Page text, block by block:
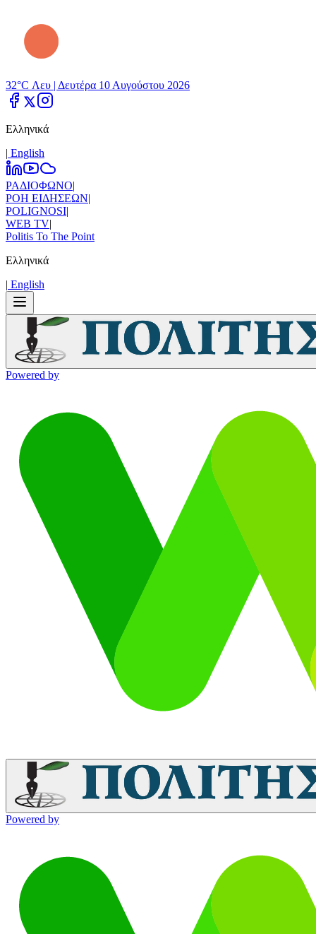
32°C Λευ | Δευτέρα 10 Αυγούστου 2026
Ελληνικά
| Εnglish
ΡΑΔΙΟΦΩΝΟ|
ΡΟΗ ΕΙΔΗΣΕΩΝ|
POLIGNOSI|
WEB TV|
Politis To The Point
Ελληνικά
| Εnglish
Powered by
Powered by